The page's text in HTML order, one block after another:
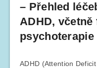
– Přehled
ADHD,
psychoterapie
ADHD (Attention